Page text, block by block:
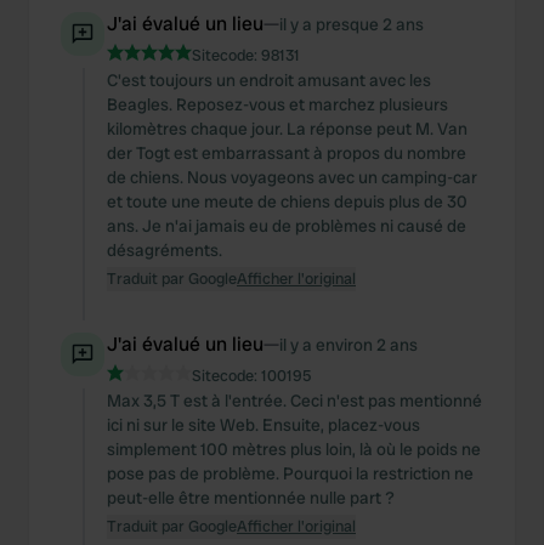
J'ai évalué un lieu—il y a presque 2 ans
Sitecode: 98131
C'est toujours un endroit amusant avec les
Beagles. Reposez-vous et marchez plusieurs
kilomètres chaque jour. La réponse peut M. Van
der Togt est embarrassant à propos du nombre
de chiens. Nous voyageons avec un camping-car
et toute une meute de chiens depuis plus de 30
ans. Je n'ai jamais eu de problèmes ni causé de
désagréments.
Traduit par GoogleAfficher l'original
J'ai évalué un lieu—il y a environ 2 ans
Sitecode: 100195
Max 3,5 T est à l'entrée. Ceci n'est pas mentionné
ici ni sur le site Web. Ensuite, placez-vous
simplement 100 mètres plus loin, là où le poids ne
pose pas de problème. Pourquoi la restriction ne
peut-elle être mentionnée nulle part ?
Traduit par GoogleAfficher l'original